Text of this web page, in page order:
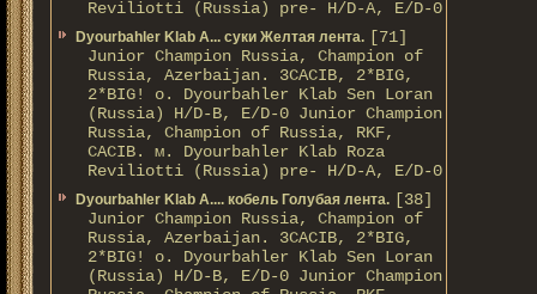
Reviliotti (Russia) pre- H/D-A, E/D-0
Dyourbahler Klab A... суки Желтая лента. [71]
Junior Champion Russia, Champion of
Russia, Azerbaijan. 3CACIB, 2*BIG,
2*BIG! о. Dyourbahler Klab Sen Loran
(Russia) H/D-B, E/D-0 Junior Champion
Russia, Champion of Russia, RKF,
CACIB. м. Dyourbahler Klab Roza
Reviliotti (Russia) pre- H/D-A, E/D-0
Dyourbahler Klab A.... кобель Голубая лента. [38]
Junior Champion Russia, Champion of
Russia, Azerbaijan. 3CACIB, 2*BIG,
2*BIG! о. Dyourbahler Klab Sen Loran
(Russia) H/D-B, E/D-0 Junior Champion